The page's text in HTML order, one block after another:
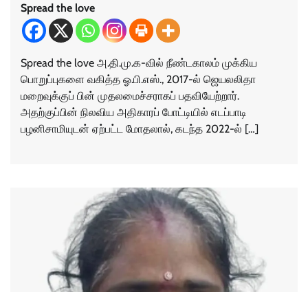
Spread the love
Spread the love அ.தி.மு.க-வில் நீண்டகாலம் முக்கிய
பொறுப்புகளை வகித்த ஓ.பி.எஸ்., 2017-ல் ஜெயலலிதா
மறைவுக்குப் பின் முதலமைச்சராகப் பதவியேற்றார்.
அதற்குப்பின் நிலவிய அதிகாரப் போட்டியில் எடப்பாடி
பழனிசாமியுடன் ஏற்பட்ட மோதலால், கடந்த 2022-ல் […]